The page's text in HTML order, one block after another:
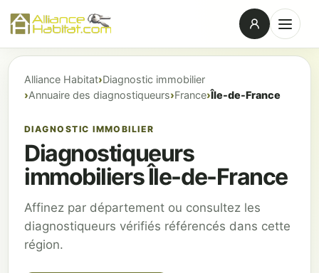
Alliance Habitat Diagnostic immobilier
Annuaire des diagnostiqueurs France Île-de-France
DIAGNOSTIC IMMOBILIER
Diagnostiqueurs
immobiliers Île-de-France
Affinez par département ou consultez les
diagnostiqueurs vérifiés référencés dans cette
région.